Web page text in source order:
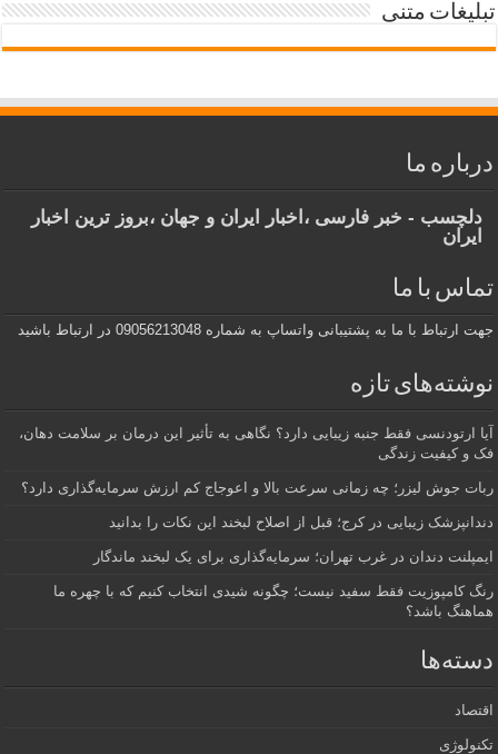
تبلیغات متنی
درباره ما
دلچسب - خبر فارسی ،اخبار ایران و جهان ،بروز ترین اخبار
ایران
تماس با ما
جهت ارتباط با ما به پشتیبانی واتساپ به شماره 09056213048 در ارتباط باشید
نوشته‌های تازه
آیا ارتودنسی فقط جنبه زیبایی دارد؟ نگاهی به تأثیر این درمان بر سلامت دهان،
فک و کیفیت زندگی
ربات جوش لیزر؛ چه زمانی سرعت بالا و اعوجاج کم ارزش سرمایه‌گذاری دارد؟
دندانپزشک زیبایی در کرج؛ قبل از اصلاح لبخند این نکات را بدانید
ایمپلنت دندان در غرب تهران؛ سرمایه‌گذاری برای یک لبخند ماندگار
رنگ کامپوزیت فقط سفید نیست؛ چگونه شیدی انتخاب کنیم که با چهره ما
هماهنگ باشد؟
دسته‌ها
اقتصاد
تکنولوژی